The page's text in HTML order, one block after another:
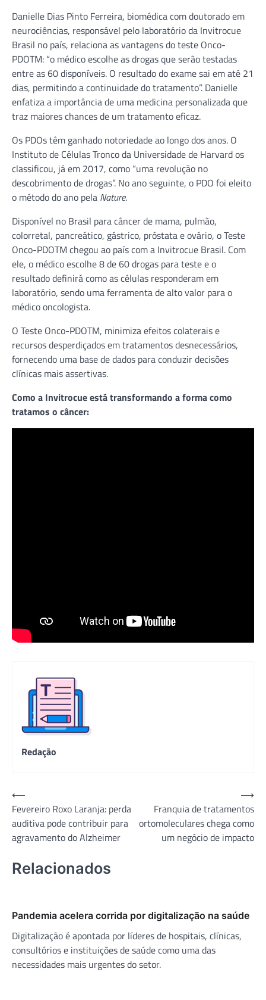
Danielle Dias Pinto Ferreira, biomédica com doutorado em
neurociências, responsável pelo laboratório da Invitrocue
Brasil no país, relaciona as vantagens do teste Onco-
PDOTM: “o médico escolhe as drogas que serão testadas
entre as 60 disponíveis. O resultado do exame sai em até 21
dias, permitindo a continuidade do tratamento”. Danielle
enfatiza a importância de uma medicina personalizada que
traz maiores chances de um tratamento eficaz.
Os PDOs têm ganhado notoriedade ao longo dos anos. O
Instituto de Células Tronco da Universidade de Harvard os
classificou, já em 2017, como “uma revolução no
descobrimento de drogas”. No ano seguinte, o PDO foi eleito
o método do ano pela Nature.
Disponível no Brasil para câncer de mama, pulmão,
colorretal, pancreático, gástrico, próstata e ovário, o Teste
Onco-PDOTM chegou ao país com a Invitrocue Brasil. Com
ele, o médico escolhe 8 de 60 drogas para teste e o
resultado definirá como as células responderam em
laboratório, sendo uma ferramenta de alto valor para o
médico oncologista.
O Teste Onco-PDOTM, minimiza efeitos colaterais e
recursos desperdiçados em tratamentos desnecessários,
fornecendo uma base de dados para conduzir decisões
clínicas mais assertivas.
Como a Invitrocue está transformando a forma como
tratamos o câncer:
Redação
Navegação
de
Post
⟵
Fevereiro Roxo Laranja: perda
auditiva pode contribuir para
agravamento do Alzheimer
Franquia de tratamentos
ortomoleculares chega como
um negócio de impacto
⟶
Relacionados
Pandemia acelera corrida por digitalização na saúde
Digitalização é apontada por líderes de hospitais, clínicas,
consultórios e instituições de saúde como uma das
necessidades mais urgentes do setor.